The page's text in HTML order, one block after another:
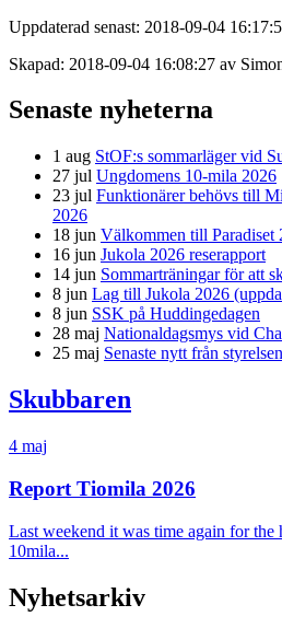
Uppdaterad senast: 2018-09-04
Skapad: 2018-09-04 16:08:27 av
Senaste nyheterna
1 aug StOF:s sommarläger vid
27 jul Ungdomens 10-mila 2026
23 jul Funktionärer behövs till
2026
18 jun Välkommen till Paradiset
16 jun Jukola 2026 reserapport
14 jun Sommarträningar för att
8 jun Lag till Jukola 2026
8 jun SSK på Huddingedagen
28 maj Nationaldagsmys vid
25 maj Senaste nytt från
Skubbaren
4 maj
Report Tiomila 2026
Last weekend it was time again for
10mila...
Nyhetsarkiv